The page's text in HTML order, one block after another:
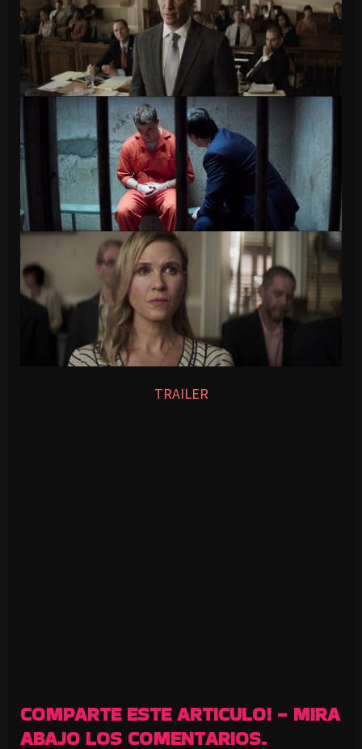
TRAILER
COMPARTE ESTE ARTICULO! - MIRA
ABAJO LOS COMENTARIOS.